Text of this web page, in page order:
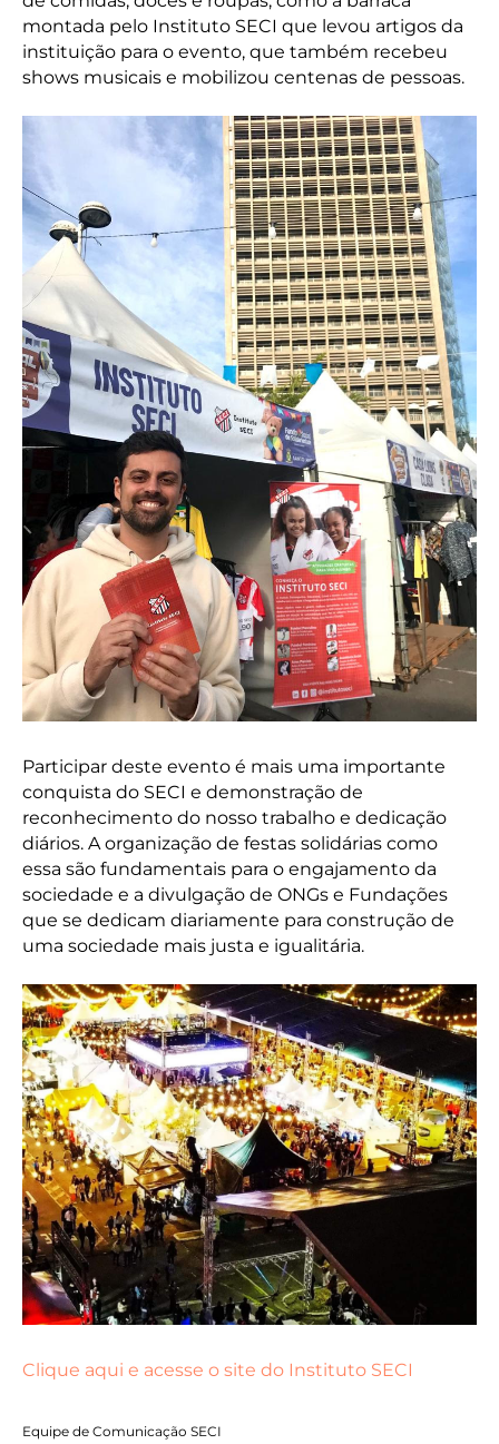
montada pelo Instituto SECI que levou artigos da
instituição para o evento, que também recebeu
shows musicais e mobilizou centenas de pessoas.
Participar deste evento é mais uma importante
conquista do SECI e demonstração de
reconhecimento do nosso trabalho e dedicação
diários. A organização de festas solidárias como
essa são fundamentais para o engajamento da
sociedade e a divulgação de ONGs e Fundações
que se dedicam diariamente para construção de
uma sociedade mais justa e igualitária.
Clique aqui e acesse o site do Instituto SECI
Equipe de Comunicação SECI